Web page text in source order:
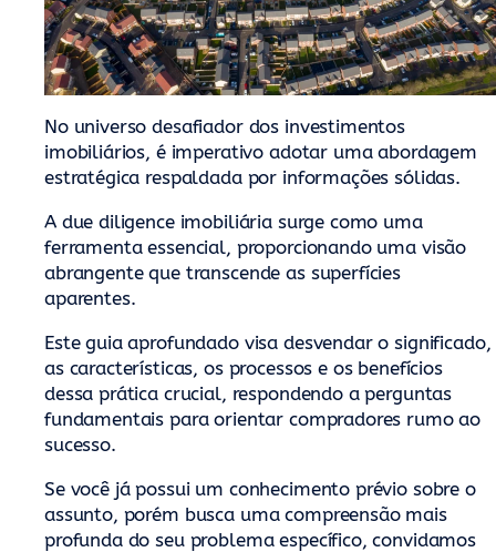
No universo desafiador dos investimentos
imobiliários, é imperativo adotar uma abordagem
estratégica respaldada por informações sólidas.
A due diligence imobiliária surge como uma
ferramenta essencial, proporcionando uma visão
abrangente que transcende as superfícies
aparentes.
Este guia aprofundado visa desvendar o significado,
as características, os processos e os benefícios
dessa prática crucial, respondendo a perguntas
fundamentais para orientar compradores rumo ao
sucesso.
Se você já possui um conhecimento prévio sobre o
assunto, porém busca uma compreensão mais
profunda do seu problema específico, convidamos